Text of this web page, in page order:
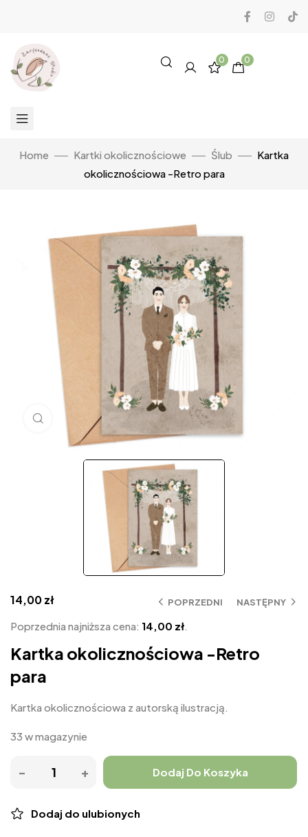
0 0
Home Kartki okolicznościowe Ślub
Kartka
okolicznościowa -Retro para
Click to enlarge
POPRZEDNI NASTĘPNY
14,00zł
Poprzednia najniższa cena: 14,00 zł.
Kartka okolicznościowa -Retro
para
Kartka okolicznościowa z autorską ilustracją.
33 w magazynie
Dodaj Do Koszyka
Dodaj do ulubionych